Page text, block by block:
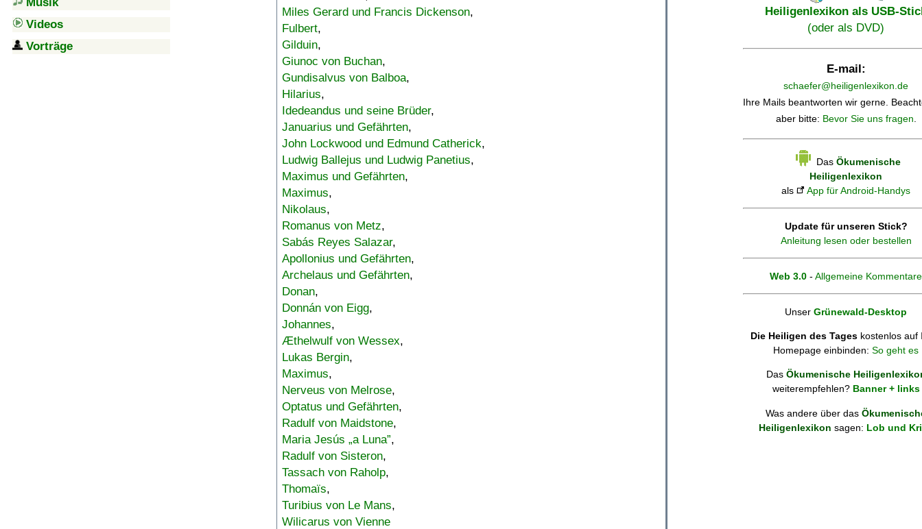
Videos
Vorträge
Miles Gerard und Francis Dickenson,
Fulbert,
Gilduin,
Giunoc von Buchan,
Gundisalvus von Balboa,
Hilarius,
Idedeandus und seine Brüder,
Januarius und Gefährten,
John Lockwood und Edmund Catherick,
Ludwig Ballejus und Ludwig Panetius,
Maximus und Gefährten,
Maximus,
Nikolaus,
Romanus von Metz,
Sabás Reyes Salazar,
Apollonius und Gefährten,
Archelaus und Gefährten,
Donan,
Donnán von Eigg,
Johannes,
Æthelwulf von Wessex,
Lukas Bergin,
Maximus,
Nerveus von Melrose,
Optatus und Gefährten,
Radulf von Maidstone,
Maria Jesús „a Luna”,
Radulf von Sisteron,
Tassach von Raholp,
Thomaïs,
Turibius von Le Mans,
Wilicarus von Vienne
Heiligenlexikon als USB-
(oder als DVD)
E-mail:
schaefer@heiligenlexikon.de
Ihre Mails beantworten wir gerne.
aber bitte: Bevor Sie uns fragen.
Das Ökumenische
Heiligenlexikon
als
App für Android-Handys
Update für unseren Stick?
Anleitung lesen oder bestellen
Web 3.0 - Allgemeine Kommentare
Unser Grünewald-Desktop
Die Heiligen des Tages kostenlos auf
Homepage einbinden: So geht es
Das Ökumenische
weiterempfehlen? Banner + links
Was andere über das
Heiligenlexikon sagen: Lob und